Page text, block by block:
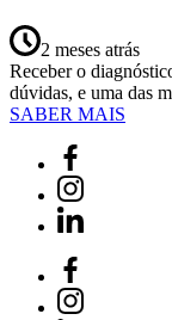
2 meses atrás
Receber o
dúvidas, e uma das
SABER MAIS